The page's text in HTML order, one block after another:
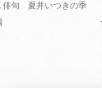
俳句 夏井いつきの季